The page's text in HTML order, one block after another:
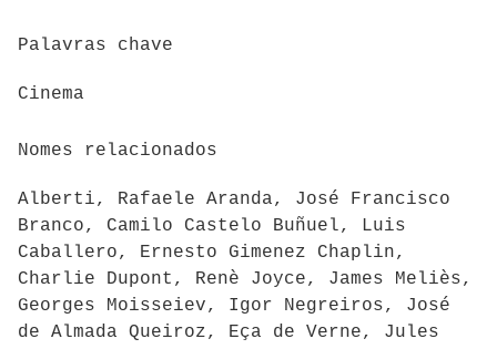
Palavras chave
Cinema
Nomes relacionados
Alberti, Rafaele Aranda, José Francisco
Branco, Camilo Castelo Buñuel, Luis
Caballero, Ernesto Gimenez Chaplin,
Charlie Dupont, Renè Joyce, James Meliès,
Georges Moisseiev, Igor Negreiros, José
de Almada Queiroz, Eça de Verne, Jules